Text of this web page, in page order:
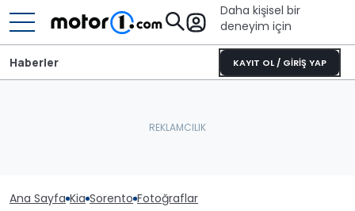
Daha kişisel bir
deneyim için
KAYIT OL / GİRİŞ YAP
Haberler
Ana Sayfa Kia Sorento Fotoğraflar